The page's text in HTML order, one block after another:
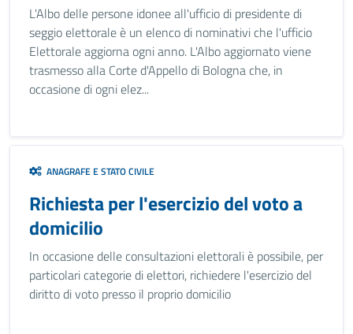
L'Albo delle persone idonee all'ufficio di presidente di
seggio elettorale è un elenco di nominativi che l'ufficio
Elettorale aggiorna ogni anno. L'Albo aggiornato viene
trasmesso alla Corte d'Appello di Bologna che, in
occasione di ogni elez...
ANAGRAFE E STATO CIVILE
Richiesta per l'esercizio del voto a
domicilio
In occasione delle consultazioni elettorali è possibile, per
particolari categorie di elettori, richiedere l'esercizio del
diritto di voto presso il proprio domicilio